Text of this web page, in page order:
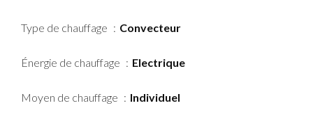
Type de chauffage Convecteur
Énergie de chauffage Electrique
Moyen de chauffage Individuel